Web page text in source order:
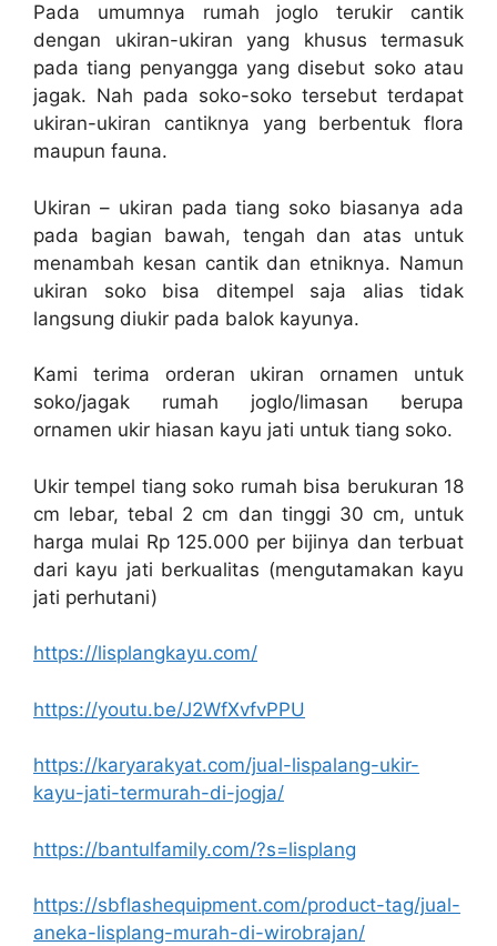
Pada umumnya rumah joglo terukir cantik
dengan ukiran-ukiran yang khusus termasuk
pada tiang penyangga yang disebut soko atau
jagak. Nah pada soko-soko tersebut terdapat
ukiran-ukiran cantiknya yang berbentuk flora
maupun fauna.
Ukiran – ukiran pada tiang soko biasanya ada
pada bagian bawah, tengah dan atas untuk
menambah kesan cantik dan etniknya. Namun
ukiran soko bisa ditempel saja alias tidak
langsung diukir pada balok kayunya.
Kami terima orderan ukiran ornamen untuk
soko/jagak rumah joglo/limasan berupa
ornamen ukir hiasan kayu jati untuk tiang soko.
Ukir tempel tiang soko rumah bisa berukuran 18
cm lebar, tebal 2 cm dan tinggi 30 cm, untuk
harga mulai Rp 125.000 per bijinya dan terbuat
dari kayu jati berkualitas (mengutamakan kayu
jati perhutani)
https://lisplangkayu.com/
https://youtu.be/J2WfXvfvPPU
https://karyarakyat.com/jual-lispalang-ukir-
kayu-jati-termurah-di-jogja/
https://bantulfamily.com/?s=lisplang
https://sbflashequipment.com/product-tag/jual-
aneka-lisplang-murah-di-wirobrajan/